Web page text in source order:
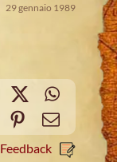
29 gennaio 1989
Facebook
X
Pinterest
Email
Feedback